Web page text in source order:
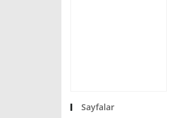
Sayfalar